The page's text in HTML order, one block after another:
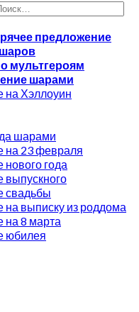
мультгероям
шарами
на Хэллоуин
шарами
на 23 февраля
года
выпускного
свадьбы
выписку из роддома
на 8 марта
юбилея